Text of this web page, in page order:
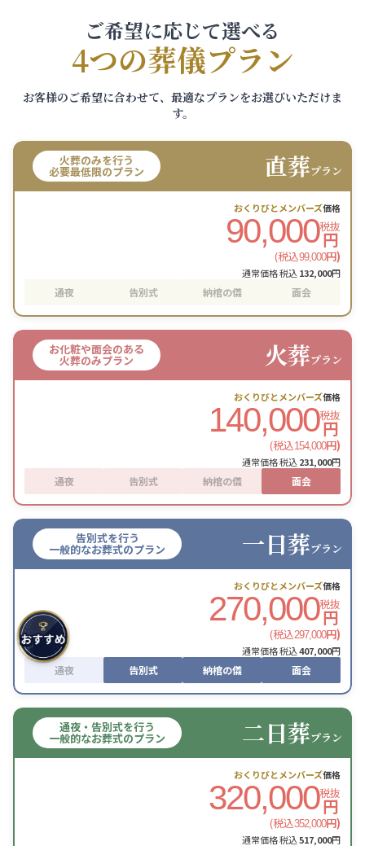
ご希望に応じて選べる
4つの葬儀プラン
お客様のご希望に合わせて、最適なプランをお選びいただけま
す。
火葬のみを行う
必要最低限のプラン 直葬プラン
おくりびとメンバーズ価格
90,000税抜
円
(税込99,000円)
通常価格 税込132,000円
通夜 告別式 納棺の儀 面会
お化粧や面会のある
火葬のみプラン 火葬プラン
おくりびとメンバーズ価格
140,000税抜
円
(税込154,000円)
通常価格 税込231,000円
通夜 告別式 納棺の儀 面会
告別式を行う
一般的なお葬式のプラン 一日葬プラン
おくりびとメンバーズ価格
270,000税抜
円
(税込297,000円)
通常価格 税込407,000円
通夜 告別式 納棺の儀 面会
通夜・告別式を行う
一般的なお葬式のプラン 二日葬プラン
おくりびとメンバーズ価格
320,000税抜
円
(税込352,000円)
通常価格 税込517,000円